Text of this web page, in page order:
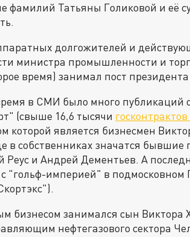
фамилий Татьяны Голиковой и её
долгожителей и
министра промышленности и
время) занимал пост
в СМИ было много публикаций
(свыше 16,6 тысячи
которой является бизнесмен
в собственниках значатся
и Андрей Дементьев. А
"гольф-империей" в
бизнесом занимался сын Виктора
нефтегазового сектора